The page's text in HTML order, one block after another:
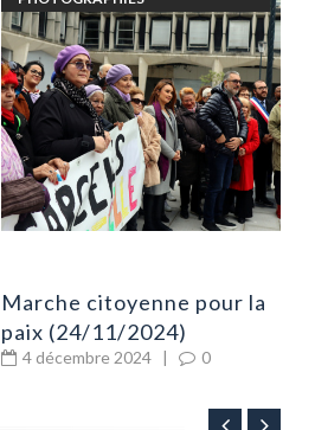
Marche citoyenne pour la
paix (24/11/2024)
4 décembre 2024 | 0